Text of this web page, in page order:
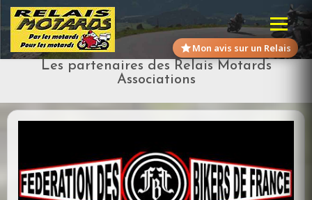
Mon avis sur un Relais
Les partenaires des Relais Motards
Associations